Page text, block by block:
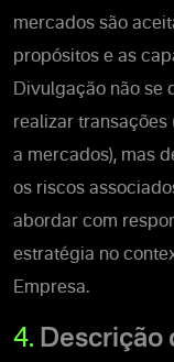
mercados são
propósitos e as
Divulgação não se
realizar
a mercados), mas
os riscos
abordar com
estratégia no
Empresa.
4. Descrição